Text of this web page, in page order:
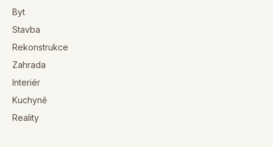
Byt
Stavba
Rekonstrukce
Zahrada
Interiér
Kuchyně
Reality